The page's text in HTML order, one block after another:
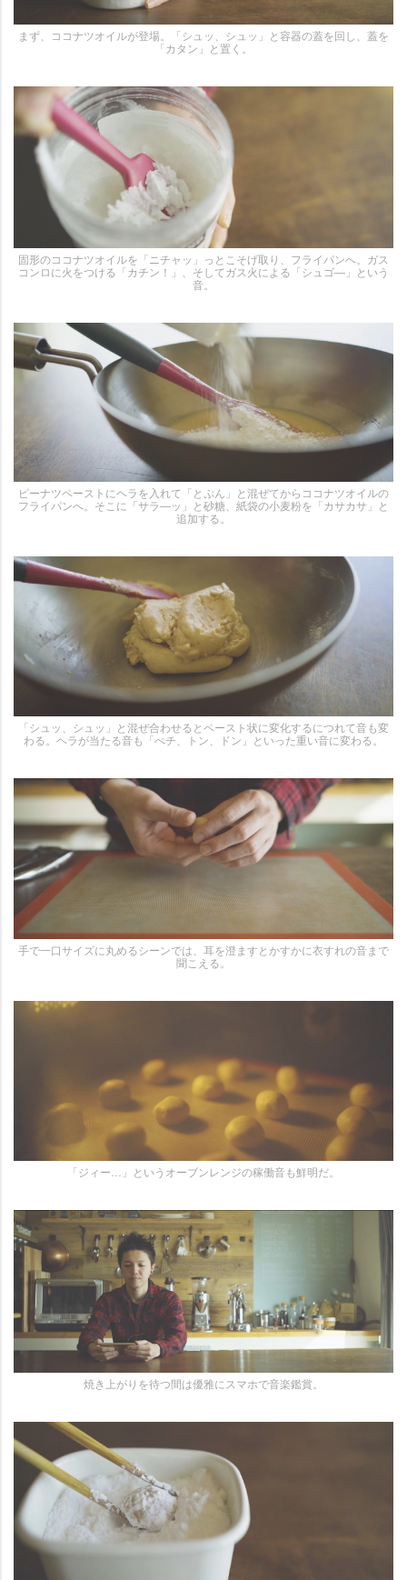
まず、ココナツオイルが登場。「シュッ、シュッ」と容器の蓋を回し、蓋を
「カタン」と置く。
固形のココナツオイルを「ニチャッ」っとこそげ取り、フライパンへ。ガス
コンロに火をつける「カチン！」、そしてガス火による「シュゴ―」という
音。
ピーナツペーストにヘラを入れて「とぷん」と混ぜてからココナツオイルの
フライパンへ。そこに「サラ―ッ」と砂糖、紙袋の小麦粉を「カサカサ」と
追加する。
「シュッ、シュッ」と混ぜ合わせるとペースト状に変化するにつれて音も変
わる。ヘラが当たる音も「ぺチ、トン、ドン」といった重い音に変わる。
手で一口サイズに丸めるシーンでは、耳を澄ますとかすかに衣すれの音まで
聞こえる。
「ジィー…」というオーブンレンジの稼働音も鮮明だ。
焼き上がりを待つ間は優雅にスマホで音楽鑑賞。